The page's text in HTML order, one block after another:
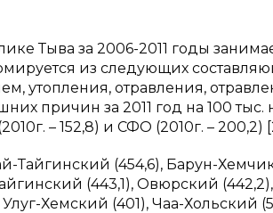
Тыва за 2006-2011 годы
из следующих
утопления, отравления,
причин за 2011 год на 100 тыс.
– 152,8) и СФО (2010г. – 200,2)
(454,6), Барун-
(443,1), Овюрский
Хемский (401), Чаа-Хольский